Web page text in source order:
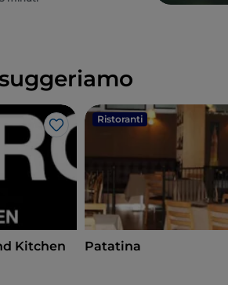
Like
Kitchen
Ristoranti
Patatina